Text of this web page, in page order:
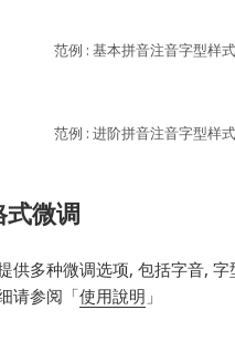
范例 : 基本拼音注音字型样式
范例 : 进阶拼音注音字型样式
式微调
供多种微调选项, 包括字音,
请参阅「使用說明 」